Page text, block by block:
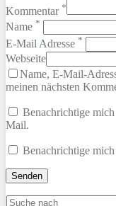
Kommentar *
Name *
E-Mail Adresse *
Webseite
Name, E-Mail-
meinen nächsten
Benachrichtige
Mail.
Benachrichtige